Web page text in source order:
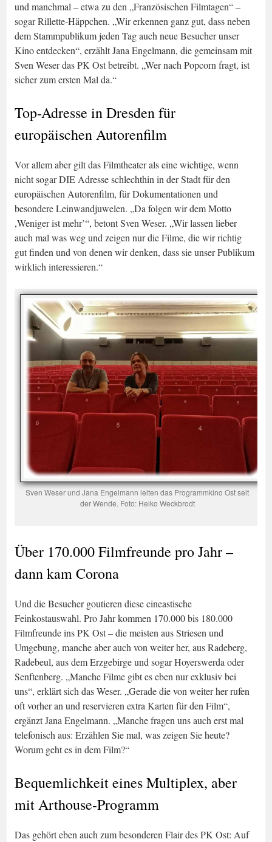
und manchmal – etwa zu den „Französischen Filmtagen“ –
sogar Rillette-Häppchen. „Wir erkennen ganz gut, dass neben
dem Stammpublikum jeden Tag auch neue Besucher unser
Kino entdecken“, erzählt Jana Engelmann, die gemeinsam mit
Sven Weser das PK Ost betreibt. „Wer nach Popcorn fragt, ist
sicher zum ersten Mal da.“
Top-Adresse in Dresden für
europäischen Autorenfilm
Vor allem aber gilt das Filmtheater als eine wichtige, wenn
nicht sogar DIE Adresse schlechthin in der Stadt für den
europäischen Autorenfilm, für Dokumentationen und
besondere Leinwandjuwelen. „Da folgen wir dem Motto
,Weniger ist mehr’“, betont Sven Weser. „Wir lassen lieber
auch mal was weg und zeigen nur die Filme, die wir richtig
gut finden und von denen wir denken, dass sie unser Publikum
wirklich interessieren.“
Sven Weser und Jana Engelmann leiten das Programmkino Ost seit
der Wende. Foto: Heiko Weckbrodt
Über 170.000 Filmfreunde pro Jahr –
dann kam Corona
Und die Besucher goutieren diese cineastische
Feinkostauswahl. Pro Jahr kommen 170.000 bis 180.000
Filmfreunde ins PK Ost – die meisten aus Striesen und
Umgebung, manche aber auch von weiter her, aus Radeberg,
Radebeul, aus dem Erzgebirge und sogar Hoyerswerda oder
Senftenberg. „Manche Filme gibt es eben nur exklusiv bei
uns“, erklärt sich das Weser. „Gerade die von weiter her rufen
oft vorher an und reservieren extra Karten für den Film“,
ergänzt Jana Engelmann. „Manche fragen uns auch erst mal
telefonisch aus: Erzählen Sie mal, was zeigen Sie heute?
Worum geht es in dem Film?“
Bequemlichkeit eines Multiplex, aber
mit Arthouse-Programm
Das gehört eben auch zum besonderen Flair des PK Ost: Auf